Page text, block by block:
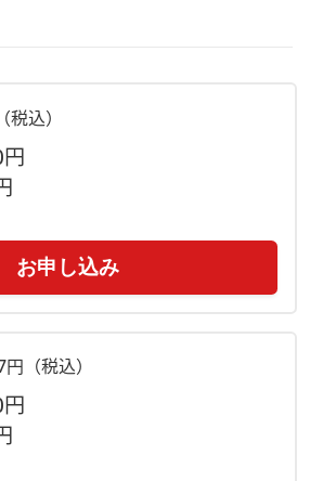
します。
返送いただきます。ご了承ください。
事業部
話でも
－８８７８
込）
お申し込み
（税込）